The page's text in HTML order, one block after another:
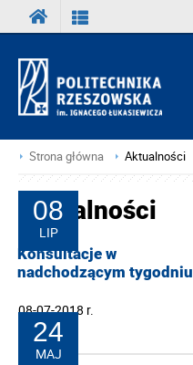
Strona główna Aktualności
Aktualności
08
LIP
Konsultacje w
nadchodzącym tygodniu
08-07-2018 r.
24
MAJ